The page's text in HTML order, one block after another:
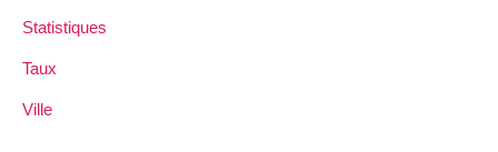
Statistiques
Taux
Ville